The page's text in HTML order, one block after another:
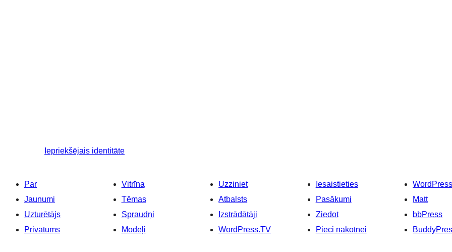
Iepriekšējais identitāte
Par
Jaunumi
Uzturētājs
Privātums
Vitrīna
Tēmas
Spraudņi
Modeļi
Uzziniet
Atbalsts
Izstrādātāji
WordPress.TV
Iesaistieties
Pasākumi
Ziedot
Pieci nākotnei
Matt
bbPress